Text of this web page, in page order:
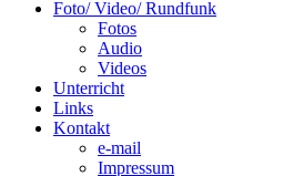
Foto/ Video/ Rundfunk
Fotos
Audio
Videos
Unterricht
Links
Kontakt
e-mail
Impressum